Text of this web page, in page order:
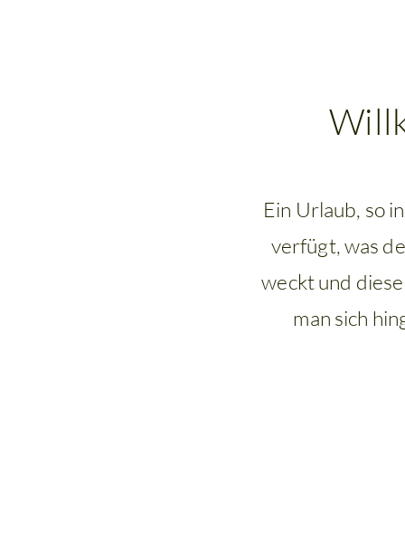
Ein Urlaub, so
verfügt, was
weckt und
man sich